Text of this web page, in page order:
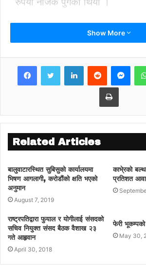
Show More
LinkedInReddit
Print
Related Articles
बालुवाटारस्थित सुबिसुको कार्यालयमा
भिषण आगलागी, करोडौंको क्षति भएको
अनुमान
August 7, 2019
काभे्रको
प्रतिशत
राष्ट्रपतिद्वारा फुयाल र योगीलाई संसदको
सचिव नियुक्त संसद बैठक वैशाख २३
गते आहृवान
April 30, 2018
फेरी
May 30,